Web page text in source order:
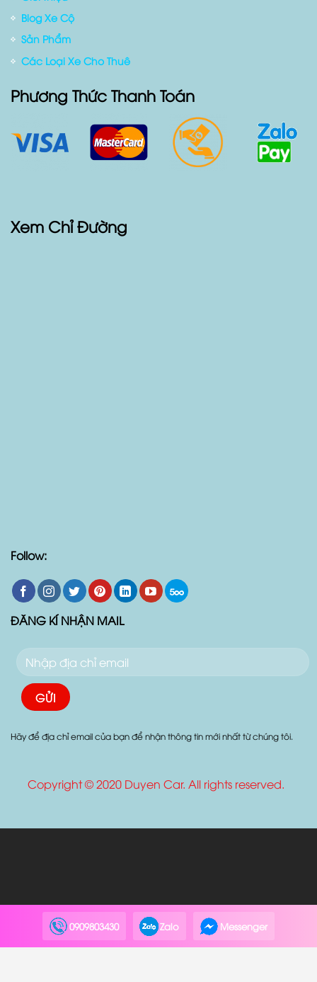
0909803430 Zalo Messenger
Blog Xe Cộ
Sản Phẩm
Các Loại Xe Cho Thuê
Phương Thức Thanh Toán
Xem Chỉ Đường
Follow:
ĐĂNG KÍ NHẬN MAIL
Hãy để địa chỉ email của bạn để nhận thông tin mới nhất từ chúng tôi.
Copyright © 2020 Duyen Car. All rights reserved.